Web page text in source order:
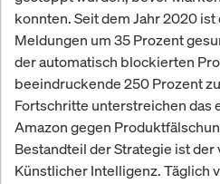
konnten. Seit dem Jahr 2020
Meldungen um 35 Prozent
der automatisch blockierten
beeindruckende 250 Prozent
Fortschritte unterstreichen das
Amazon gegen
Bestandteil der Strategie ist
Künstlicher Intelligenz. Täglich